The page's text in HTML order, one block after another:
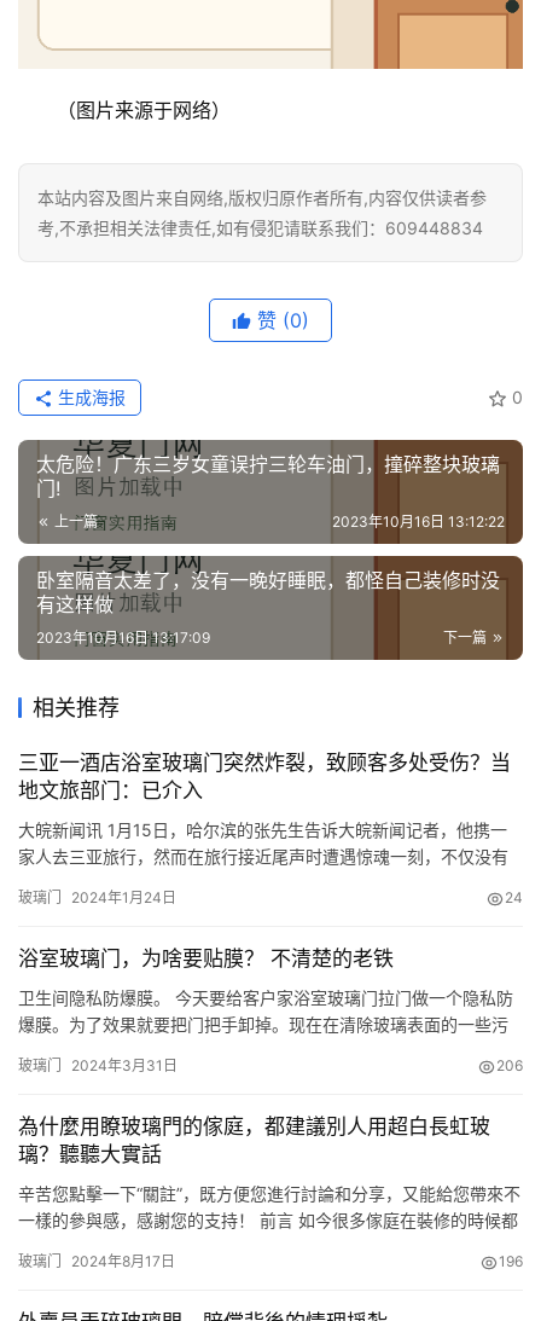
（图片来源于网络）
本站内容及图片来自网络,版权归原作者所有,内容仅供读者参
考,不承担相关法律责任,如有侵犯请联系我们：609448834
赞 (0)
0
生成海报
太危险！广东三岁女童误拧三轮车油门，撞碎整块玻璃
门!
上一篇 2023年10月16日 13:12:22
卧室隔音太差了，没有一晚好睡眠，都怪自己装修时没
有这样做
下一篇
2023年10月16日 13:17:09
相关推荐
三亚一酒店浴室玻璃门突然炸裂，致顾客多处受伤？当
地文旅部门：已介入
大皖新闻讯 1月15日，哈尔滨的张先生告诉大皖新闻记者，他携一
家人去三亚旅行，然而在旅行接近尾声时遭遇惊魂一刻，不仅没有
璃门炸裂 妻子被玻璃多处划伤 张先生告诉记者，1月4日，他和妻子
式公寓。“大概是晚上9点出头，我妻子进入卫生间给孩子洗…
玻璃门 2024年1月24日 24
浴室玻璃门，为啥要贴膜？ 不清楚的老铁
卫生间隐私防爆膜。 今天要给客户家浴室玻璃门拉门做一个隐私防
爆膜。为了效果就要把门把手卸掉。现在在清除玻璃表面的一些污
会崩一些水花水渍，特别难擦，而且擦不干净，时间长就是越来越
下贴完之后的效果。水花水渍放上之后拿水或者毛巾一擦就没了，
特别好…
玻璃门 2024年3月31日 206
為什麼用瞭玻璃門的傢庭，都建議別人用超白長虹玻
璃？聽聽大實話
辛苦您點擊一下“關註”，既方便您進行討論和分享，又能給您帶來不
一樣的參與感，感謝您的支持！ 前言 如今很多傢庭在裝修的時候都
像普通木門一樣污染衛生間。 但要問那些裝瞭玻璃門的傢庭為什麼
玻璃门 2024年8月17日 196